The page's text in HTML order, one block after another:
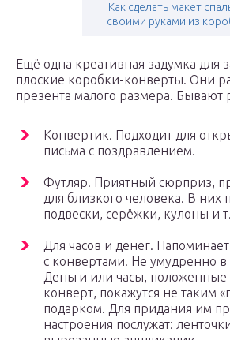
Как сделать макет
своими руками из
Ещё одна креативная задумка для
плоские коробки-конверты. Они
презента малого размера. Бывают
Конвертик. Подходит для
письма с поздравлением.
Футляр. Приятный сюрприз,
для близкого человека. В них
подвески, серёжки, кулоны и
Для часов и денег.
с конвертами. Не умудренно в
Деньги или часы,
конверт, покажутся не таким
подарком. Для придания им
настроения послужат: